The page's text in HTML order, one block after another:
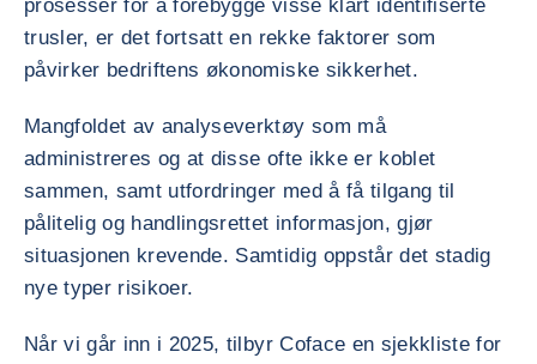
prosesser for å forebygge visse klart identifiserte
trusler, er det fortsatt en rekke faktorer som
påvirker bedriftens økonomiske sikkerhet.
Mangfoldet av analyseverktøy som må
administreres og at disse ofte ikke er koblet
sammen, samt utfordringer med å få tilgang til
pålitelig og handlingsrettet informasjon, gjør
situasjonen krevende. Samtidig oppstår det stadig
nye typer risikoer.
Når vi går inn i 2025, tilbyr Coface en sjekkliste for